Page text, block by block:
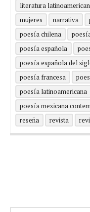
literatura
mujeres
narrativa
poesía chilena
poesía española
poesía española del
poesía francesa
poesía latinoamericana
poesía mexicana
reseña
revista